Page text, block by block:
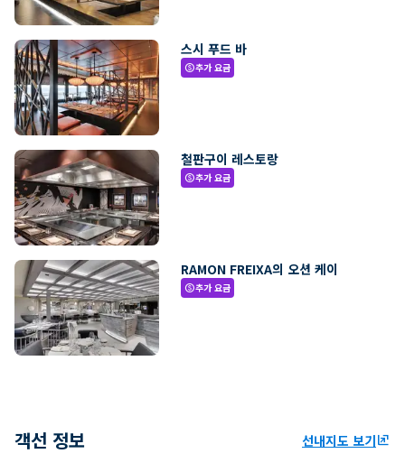
스시 푸드 바
paid추가 요금
철판구이 레스토랑
paid추가 요금
RAMON FREIXA의 오션 케이
paid추가 요금
객선 정보 선내지도 보기ungroup